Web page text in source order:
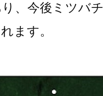
、 今後ミツバ
ます。